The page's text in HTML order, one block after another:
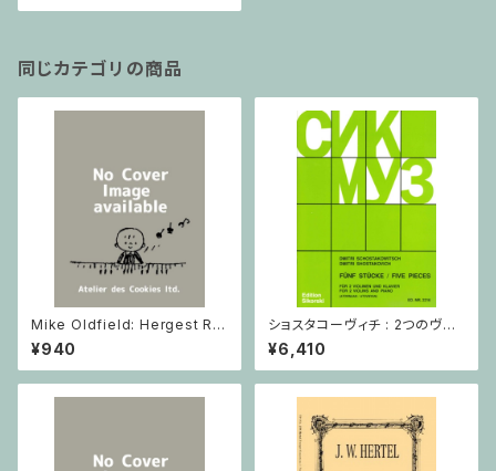
同じカテゴリの商品
Mike Oldfield: Hergest Rid
ge / ピアノ
¥940
ショスタコーヴィチ : 2つのヴァ
イオリンとピアノのための 5つの
小品 / ヴァイオリン2とピアノ
¥6,410